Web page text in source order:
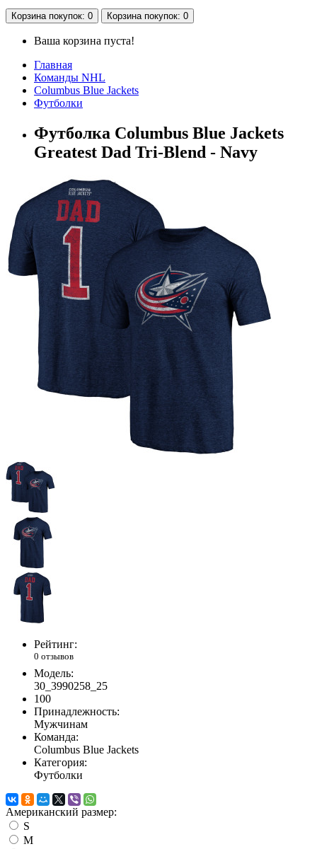
Корзина покупок: 0 Корзина покупок: 0
Ваша корзина пуста!
Главная
Команды NHL
Columbus Blue Jackets
Футболки
Футболка Columbus Blue Jackets
Greatest Dad Tri-Blend - Navy
Рейтинг:
0 отзывов
Модель:
30_3990258_25
100
Принадлежность:
Мужчинам
Команда:
Columbus Blue Jackets
Категория:
Футболки
Американский размер:
S
M